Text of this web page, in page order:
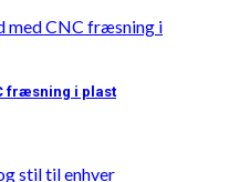
fræsning i plast